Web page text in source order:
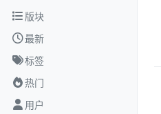
跳转至内容
版块
最新
标签
热门
用户